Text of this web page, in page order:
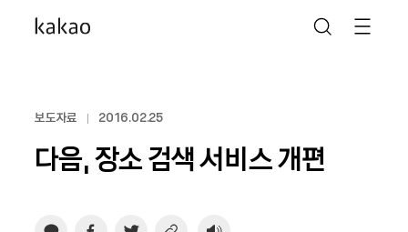
보도자료 2016.02.25
다음, 장소 검색 서비스 개편